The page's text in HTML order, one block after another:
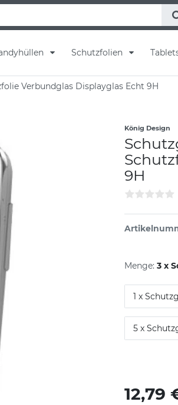
Schutzfolien
Verbundglas Displayglas Echt 9H
König Design
9H
Menge: 3 x
1 x
5 x
12,79